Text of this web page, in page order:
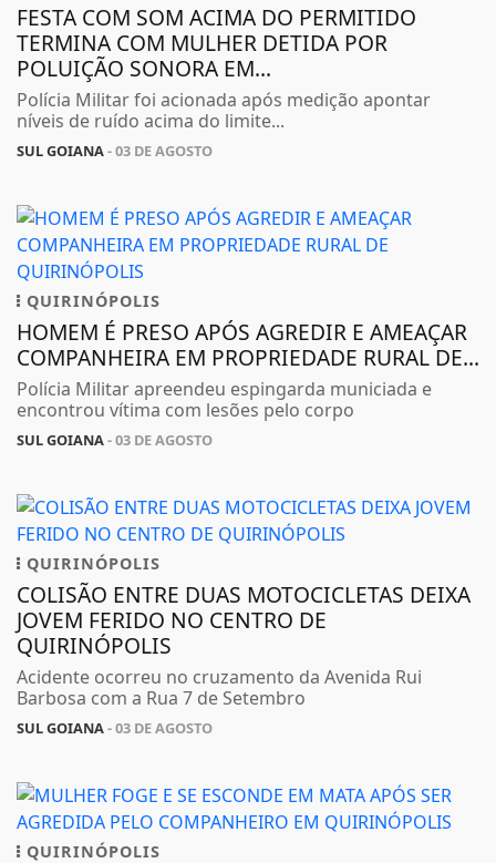
FESTA COM SOM ACIMA DO PERMITIDO
TERMINA COM MULHER DETIDA POR
POLUIÇÃO SONORA EM...
Polícia Militar foi acionada após medição apontar
níveis de ruído acima do limite...
SUL GOIANA- 03 DE AGOSTO
QUIRINÓPOLIS
HOMEM É PRESO APÓS AGREDIR E AMEAÇAR
COMPANHEIRA EM PROPRIEDADE RURAL DE...
Polícia Militar apreendeu espingarda municiada e
encontrou vítima com lesões pelo corpo
SUL GOIANA- 03 DE AGOSTO
QUIRINÓPOLIS
COLISÃO ENTRE DUAS MOTOCICLETAS DEIXA
JOVEM FERIDO NO CENTRO DE
QUIRINÓPOLIS
Acidente ocorreu no cruzamento da Avenida Rui
Barbosa com a Rua 7 de Setembro
SUL GOIANA- 03 DE AGOSTO
QUIRINÓPOLIS